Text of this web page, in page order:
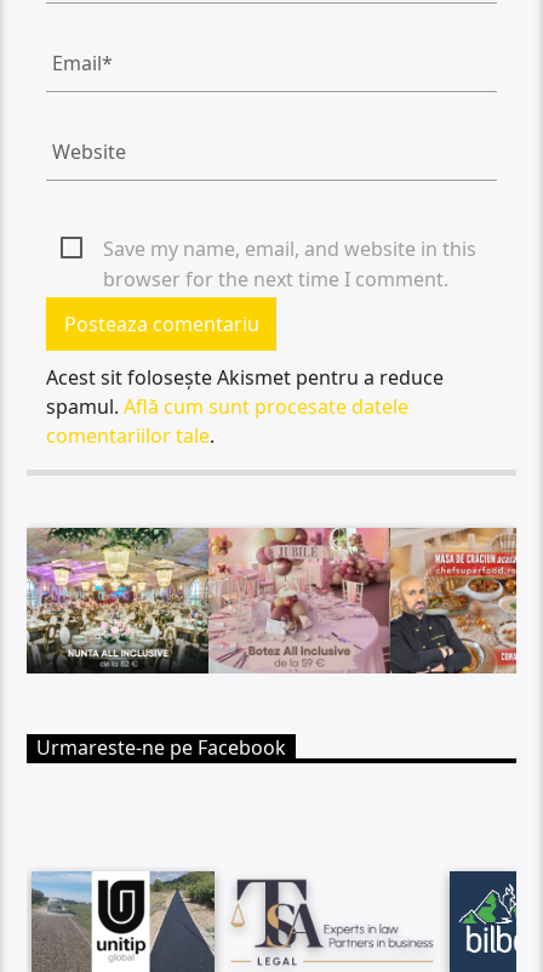
Save my name, email, and website in this
browser for the next time I comment.
Acest sit folosește Akismet pentru a reduce
spamul.Află cum sunt procesate datele
comentariilor tale.
Urmareste-ne pe Facebook